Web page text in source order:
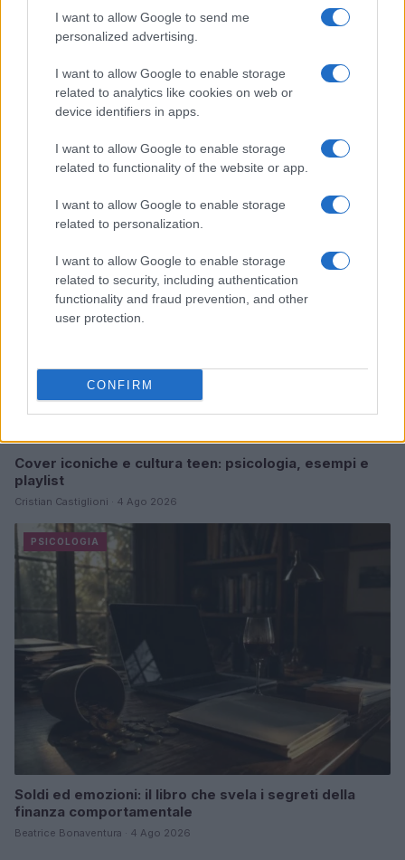
I want to allow Google to send me
personalized advertising.
I want to allow Google to enable storage
related to analytics like cookies on web or
device identifiers in apps.
I want to allow Google to enable storage
related to functionality of the website or app.
I want to allow Google to enable storage
related to personalization.
I want to allow Google to enable storage
related to security, including authentication
functionality and fraud prevention, and other
user protection.
CONFIRM
gestione
Beatrice Bonaventura · 5 Ago 2026
PSICOLOGIA
Cover iconiche e cultura teen: psicologia, esempi e
playlist
Cristian Castiglioni · 4 Ago 2026
PSICOLOGIA
Soldi ed emozioni: il libro che svela i segreti della
finanza comportamentale
Beatrice Bonaventura · 4 Ago 2026